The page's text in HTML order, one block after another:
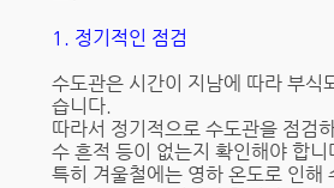
1. 정기적인 점검
수도관은 시간이 지남에 따라 부식
습니다.
따라서 정기적으로 수도관을 점검
수 흔적 등이 없는지 확인해야 합니
특히 겨울철에는 영하 온도로 인해